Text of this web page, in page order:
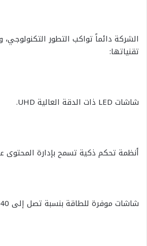
الشركة دائماً تواكب التطور
تقنياتها:
شاشات LED ذات الدقة العالية UHD.
أنظمة تحكم ذكية تسمح بإدارة المحتوى
شاشات موفرة للطاقة بنسبة تصل إلى 40%.